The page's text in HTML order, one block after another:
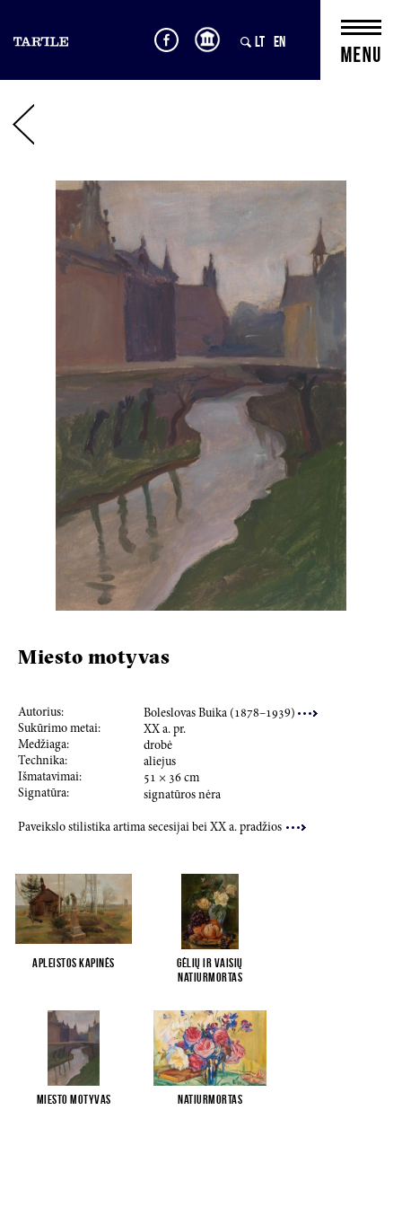
LT EN
Miesto motyvas
Autorius: Boleslovas Buika (1878–1939)
Sukūrimo metai:
XX a. pr.
Medžiaga:
drobė
Technika:
aliejus
Išmatavimai:
51 × 36 cm
Signatūra:
signatūros nėra
Paveikslo stilistika artima secesijai bei XX a. pradžios
Apleistos kapinės
Gėlių ir vaisių
natiurmortas
Miesto motyvas Natiurmortas